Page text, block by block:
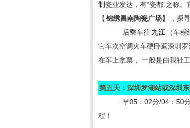
制瓷业发达，有“瓷都”之称
【 锦绣昌南陶瓷广场】
，探
后乘车往 九江
（车
它车次空调火车硬卧返深圳
在车上拿票， 一般是由我社
第五天：深圳罗湖站或深圳东
早05：02分/04：50
程！